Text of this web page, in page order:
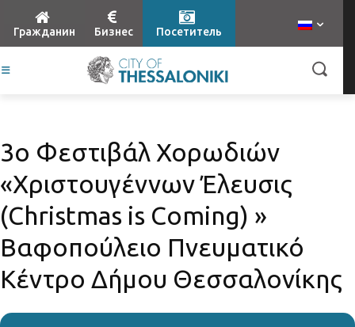
Гражданин Бизнес Посетитель
3ο Φεστιβάλ Χορωδιών
«Χριστουγέννων Έλευσις
(Christmas is Coming) »
Βαφοπούλειο Πνευματικό
Κέντρο Δήμου Θεσσαλονίκης